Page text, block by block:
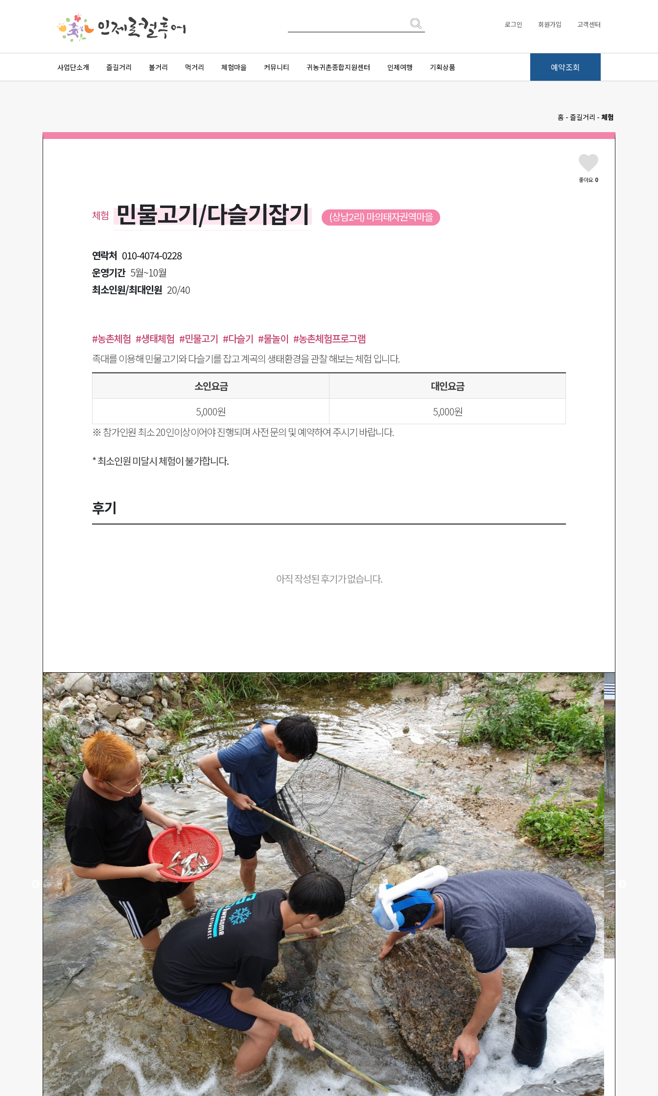
로그인 회원가입 고객센터
사업단소개 즐길거리 볼거리 먹거리 체험마을 커뮤니티 귀농귀촌종합지원센터 인제여행 기획상품 예약조회
홈 - 즐길거리 - 체험
좋아요 0
체험 민물고기/다슬기잡기 (상남2리) 마의태자권역마을
연락처 010-4074-0228
운영기간 5월~10월
최소인원/최대인원 20/40
#농촌체험 #생태체험 #민물고기 #다슬기 #물놀이 #농촌체험프로그램
족대를 이용해 민물고기와 다슬기를 잡고 계곡의 생태환경을 관찰 해보는 체험 입니다.
소인요금
대인요금
5,000원
5,000원
※ 참가인원 최소 20인이상이어야 진행되며 사전 문의 및 예약하여 주시기 바랍니다.
* 최소인원 미달시 체험이 불가합니다.
후기
아직 작성된 후기가 없습니다.
더 많은 즐길거리가 필요하다면 ? 목록보기
개인정보 보호정책 이용약관 사업단소개 관련사이트
사업자등록번호 : 817-87-00879 대표자 : 정 연 배 소재지 : 강원도 인제군 인제읍 인제로 86 인제생태여행센터 1층 개인정보추가 관리자 : 유한회사 인제여행 / 사단법인 인제활성화사업단 전화 : 033-463-8680 팩스 : 033-463-